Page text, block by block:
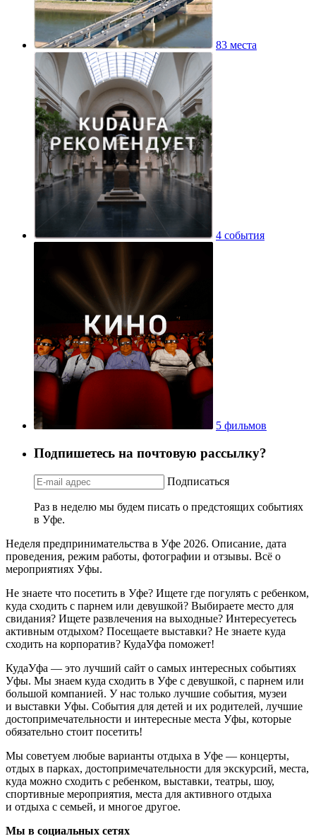
83 места
4 события
5 фильмов
Подпишетесь на почтовую рассылку?
Подписаться
Раз в неделю мы будем писать о предстоящих событиях
в Уфе.
Неделя предпринимательства в Уфе 2026. Описание, дата
проведения, режим работы, фотографии и отзывы. Всё о
мероприятиях Уфы.
Не знаете что посетить в Уфе? Ищете где погулять с ребенком,
куда сходить с парнем или девушкой? Выбираете место для
свидания? Ищете развлечения на выходные? Интересуетесь
активным отдыхом? Посещаете выставки? Не знаете куда
сходить на корпоратив? КудаУфа поможет!
КудаУфа — это лучший сайт о самых интересных событиях
Уфы. Мы знаем куда сходить в Уфе с девушкой, с парнем или
большой компанией. У нас только лучшие события, музеи
и выставки Уфы. События для детей и их родителей, лучшие
достопримечательности и интересные места Уфы, которые
обязательно стоит посетить!
Мы советуем любые варианты отдыха в Уфе — концерты,
отдых в парках, достопримечательности для экскурсий, места,
куда можно сходить с ребенком, выставки, театры, шоу,
спортивные мероприятия, места для активного отдыха
и отдыха с семьей, и многое другое.
Мы в социальных сетях